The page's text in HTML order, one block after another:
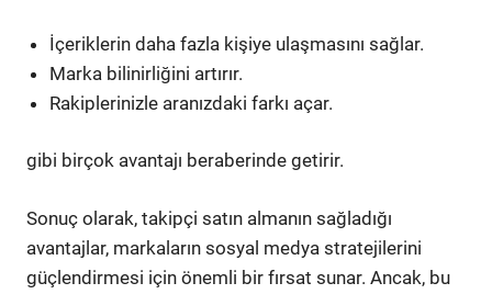
İçeriklerin daha fazla kişiye ulaşmasını sağlar.
Marka bilinirliğini artırır.
Rakiplerinizle aranızdaki farkı açar.
gibi birçok avantajı beraberinde getirir.
Sonuç olarak, takipçi satın almanın sağladığı
avantajlar, markaların sosyal medya stratejilerini
güçlendirmesi için önemli bir fırsat sunar. Ancak, bu